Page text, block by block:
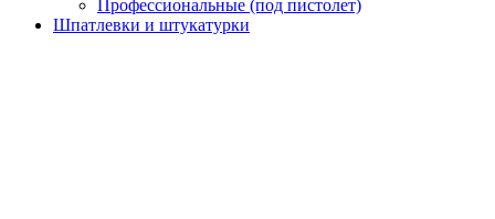
Профессиональные (под пистолет)
Шпатлевки и штукатурки